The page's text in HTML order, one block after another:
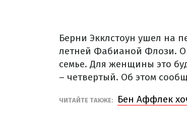
Берни Экклстоун ушел на
летней Фабианой Флози.
семье. Для женщины это
– четвертый. Об этом
ЧИТАЙТЕ ТАКЖЕ: Бен Аффлек